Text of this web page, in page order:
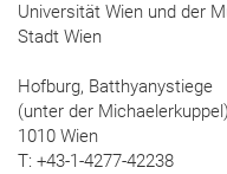
Universität Wien und der
Stadt Wien
Hofburg, Batthyanystiege
(unter der Michaelerkuppel)
1010 Wien
T: +43-1-4277-42238